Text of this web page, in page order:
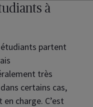
à
étudiants partent
très
certains cas,
charge. C’est